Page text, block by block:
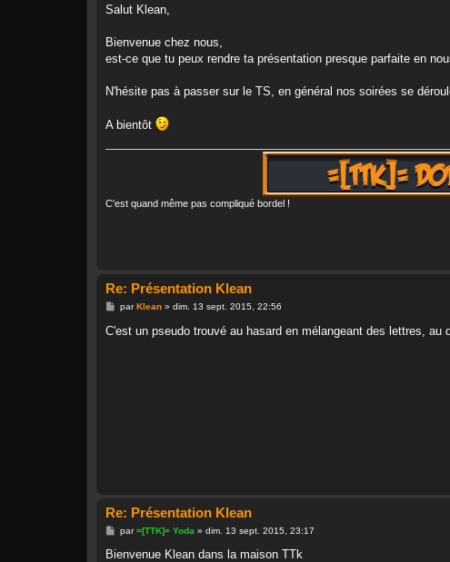
s
g
Salut Klean,
Bienvenue chez nous,
est-ce que tu peux rendre ta présentation presque parfaite en
N'hésite pas à passer sur le TS, en général nos soirées se
A bientôt
C'est quand même pas compliqué bordel !
Re: Présentation Klean
M
s
s
parKlean» dim. 13 sept. 2015, 22:56
C'est un pseudo trouvé au hasard en mélangeant des lettres,
Re: Présentation Klean
M
s
par=[TTK]= Yoda » dim. 13 sept. 2015, 23:17
Bienvenue Klean dans la maison TTk